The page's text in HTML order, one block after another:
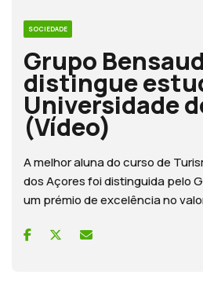
SOCIEDADE
Grupo
distingue
Universidade
(Vídeo)
A melhor aluna do curso de
dos Açores foi distinguida pelo
um prémio de excelência no